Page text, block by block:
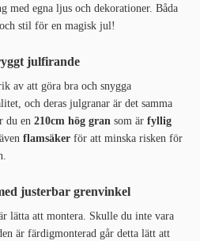
med egna ljus och dekorationer. Båda
stil för en magisk jul!
julfirande
av att göra bra och snygga
och deras julgranar är det samma
du en 210cm hög gran som är fyllig
flamsäker för att minska risken för
justerbar grenvinkel
lätta att montera. Skulle du inte vara
är färdigmonterad går detta lätt att